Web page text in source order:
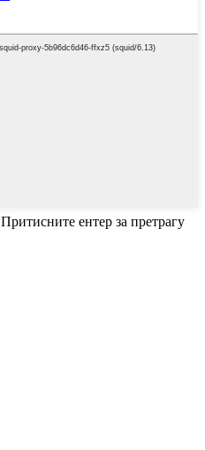
Притисните ентер за претрагу